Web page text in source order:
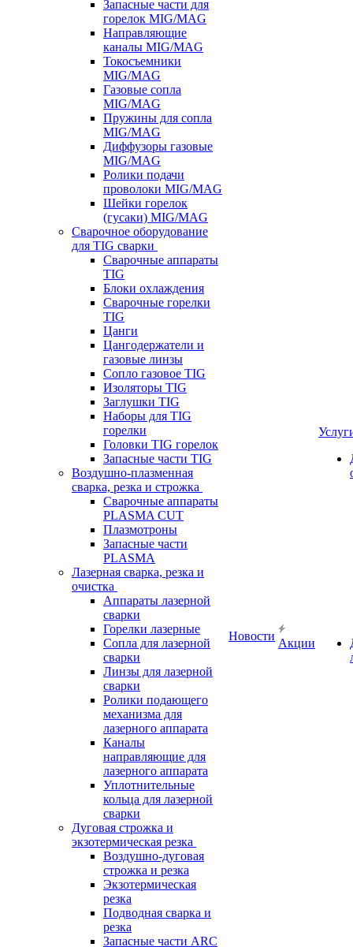
Запасные части для
горелок MIG/MAG
Направляющие
каналы MIG/MAG
Токосъемники
MIG/MAG
Газовые сопла
MIG/MAG
Пружины для сопла
MIG/MAG
Диффузоры газовые
MIG/MAG
Ролики подачи
проволоки MIG/MAG
Шейки горелок
(гусаки) MIG/MAG
Сварочное оборудование
для TIG сварки
Сварочные аппараты
TIG
Блоки охлаждения
Сварочные горелки
TIG
Цанги
Цангодержатели и
газовые линзы
Сопло газовое TIG
Изоляторы TIG
Заглушки TIG
Наборы для TIG
горелки
Головки TIG горелок
Запасные части TIG
Воздушно-плазменная
сварка, резка и строжка
Сварочные аппараты
PLASMA CUT
Плазмотроны
Запасные части
PLASMA
Лазерная сварка, резка и
очистка
Аппараты лазерной
сварки
Горелки лазерные
Сопла для лазерной
сварки
Линзы для лазерной
сварки
Ролики подающего
механизма для
лазерного аппарата
Каналы
направляющие для
лазерного аппарата
Уплотнительные
кольца для лазерной
сварки
Дуговая строжка и
экзотермическая резка
Воздушно-дуговая
строжка и резка
Экзотермическая
резка
Подводная сварка и
резка
Запасные части ARC
Новости
Акции